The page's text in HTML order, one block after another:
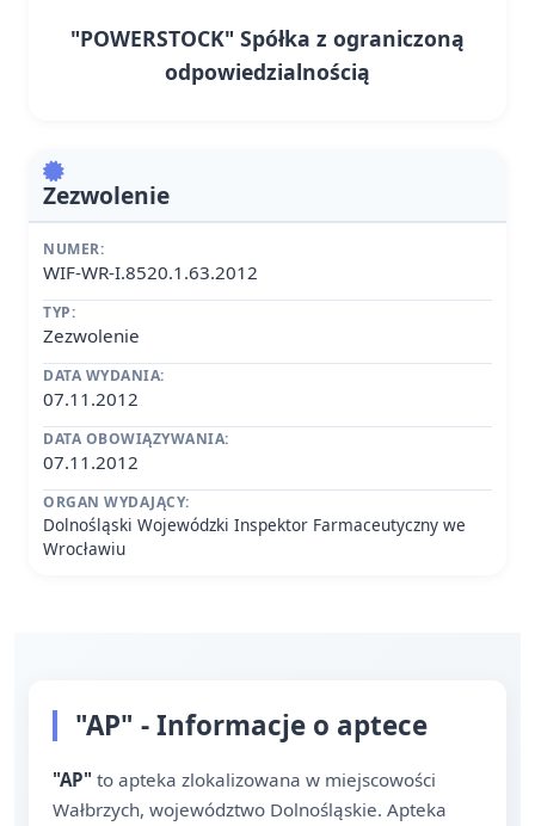
"POWERSTOCK" Spółka z ograniczoną
odpowiedzialnością
Zezwolenie
NUMER:
WIF-WR-I.8520.1.63.2012
TYP:
Zezwolenie
DATA WYDANIA:
07.11.2012
DATA OBOWIĄZYWANIA:
07.11.2012
ORGAN WYDAJĄCY:
Dolnośląski Wojewódzki Inspektor Farmaceutyczny we
Wrocławiu
"AP" - Informacje o aptece
"AP" to apteka zlokalizowana w miejscowości
Wałbrzych, województwo Dolnośląskie. Apteka